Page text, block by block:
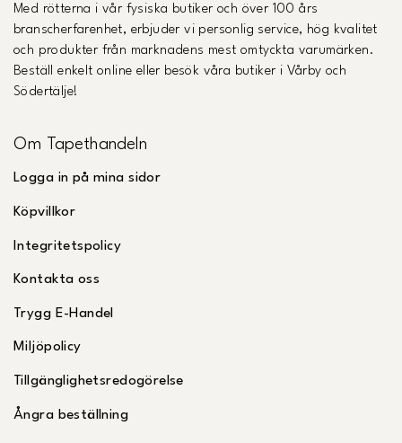
Med rötterna i vår fysiska butiker och över 100 års
branscherfarenhet, erbjuder vi personlig service, hög kvalitet
och produkter från marknadens mest omtyckta varumärken.
Beställ enkelt online eller besök våra butiker i Vårby och
Södertälje!
Om Tapethandeln
Logga in på mina sidor
Köpvillkor
Integritetspolicy
Kontakta oss
Trygg E-Handel
Miljöpolicy
Tillgänglighetsredogörelse
Ångra beställning